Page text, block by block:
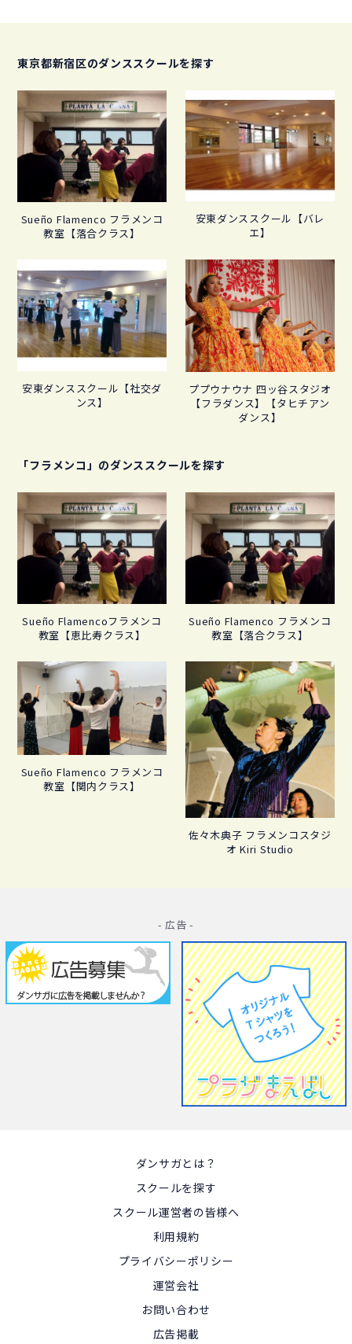
- 広告 -
東京都新宿区のダンススクールを探す
Sueño Flamenco フラメンコ
教室【落合クラス】
安東ダンススクール【バレ
エ】
安東ダンススクール【社交ダ
ンス】
ププウナウナ 四ッ谷スタジオ
【フラダンス】【タヒチアン
ダンス】
「フラメンコ」のダンススクールを探す
Sueño Flamencoフラメンコ
教室【恵比寿クラス】
Sueño Flamenco フラメンコ
教室【落合クラス】
Sueño Flamenco フラメンコ
教室【関内クラス】
佐々木典子 フラメンコスタジ
オ Kiri Studio
ダンサガとは？
スクールを探す
スクール運営者の皆様へ
利用規約
プライバシーポリシー
運営会社
お問い合わせ
広告掲載